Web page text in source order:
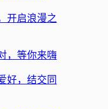
开启浪漫之
，等你来嗨
好，结交同